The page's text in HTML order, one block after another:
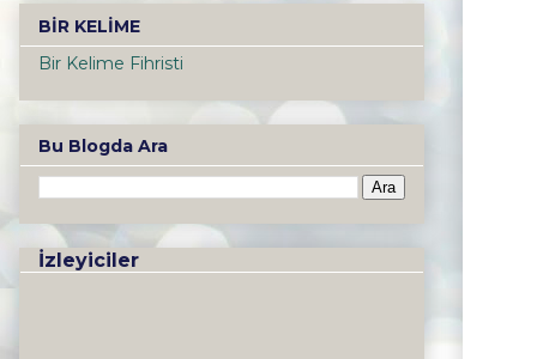
BİR KELİME
Bir Kelime Fihristi
Bu Blogda Ara
İzleyiciler